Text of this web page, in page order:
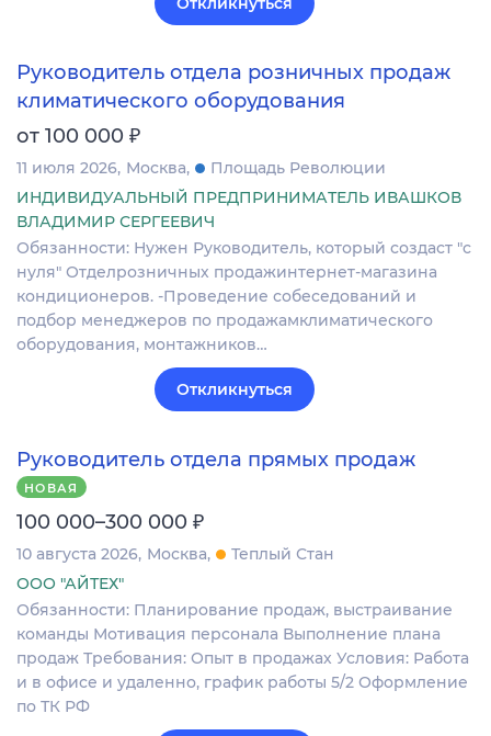
Руководитель отдела розничных продаж
климатического оборудования
от 100 000 ₽
11 июля 2026 Москва
Площадь Революции
ИНДИВИДУАЛЬНЫЙ ПРЕДПРИНИМАТЕЛЬ ИВАШКОВ
ВЛАДИМИР СЕРГЕЕВИЧ
Обязанности: Нужен Руководитель, который создаст "с
нуля" Отделрозничных продажинтернет-магазина
кондиционеров. -Проведение собеседований и
подбор менеджеров по продажамклиматического
оборудования, монтажников…
Откликнуться
Руководитель отдела прямых продаж
НОВАЯ
100 000–300 000 ₽
10 августа 2026 Москва
Теплый Стан
ООО "АЙТЕХ"
Обязанности: Планирование продаж, выстраивание
команды Мотивация персонала Выполнение плана
продаж Требования: Опыт в продажах Условия: Работа
и в офисе и удаленно, график работы 5/2 Оформление
по ТК РФ